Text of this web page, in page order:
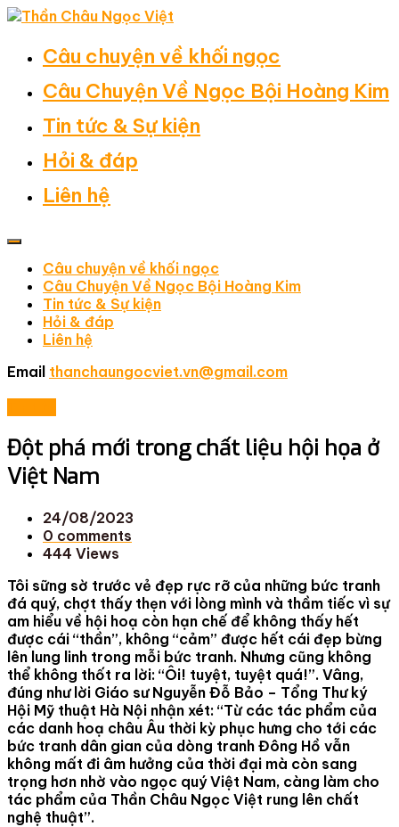
Câu chuyện về khối ngọc
Câu Chuyện Về Ngọc Bội Hoàng Kim
Tin tức & Sự kiện
Hỏi & đáp
Liên hệ
Câu chuyện về khối ngọc
Câu Chuyện Về Ngọc Bội Hoàng Kim
Tin tức & Sự kiện
Hỏi & đáp
Liên hệ
Email thanchaungocviet.vn@gmail.com
Đột phá mới trong chất liệu hội họa ở
Việt Nam
24/08/2023
0 comments
444 Views
Tôi sững sờ trước vẻ đẹp rực rỡ của những bức tranh
đá quý, chợt thấy thẹn với lòng mình và thầm tiếc vì sự
am hiểu về hội hoạ còn hạn chế để không thấy hết
được cái “thần”, không “cảm” được hết cái đẹp bừng
lên lung linh trong mỗi bức tranh. Nhưng cũng không
thể không thốt ra lời: “Ôi! tuyệt, tuyệt quá!”. Vâng,
đúng như lời Giáo sư Nguyễn Đỗ Bảo – Tổng Thư ký
Hội Mỹ thuật Hà Nội nhận xét: “Từ các tác phẩm của
các danh hoạ châu Âu thời kỳ phục hưng cho tới các
bức tranh dân gian của dòng tranh Đông Hồ vẫn
không mất đi âm hưởng của thời đại mà còn sang
trọng hơn nhờ vào ngọc quý Việt Nam, càng làm cho
tác phẩm của Thần Châu Ngọc Việt rung lên chất
nghệ thuật”.